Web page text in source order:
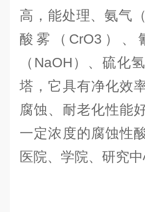
高，能处理、氨气
酸雾（CrO3）、
（NaOH）、硫化
塔，它具有净化效
腐蚀、耐老化性能
一定浓度的腐蚀性
医院、学院、研究中